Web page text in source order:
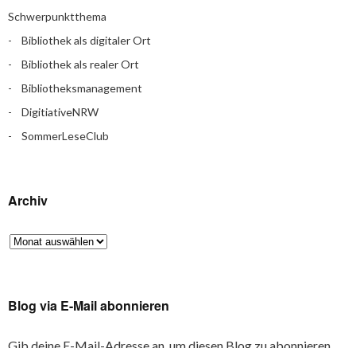
Schwerpunktthema
Bibliothek als digitaler Ort
Bibliothek als realer Ort
Bibliotheksmanagement
DigitiativeNRW
SommerLeseClub
Archiv
Blog via E-Mail abonnieren